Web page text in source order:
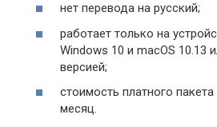
нет перевода на русский;
работает только на
Windows 10 и macOS 10.13
версией;
стоимость платного
месяц.